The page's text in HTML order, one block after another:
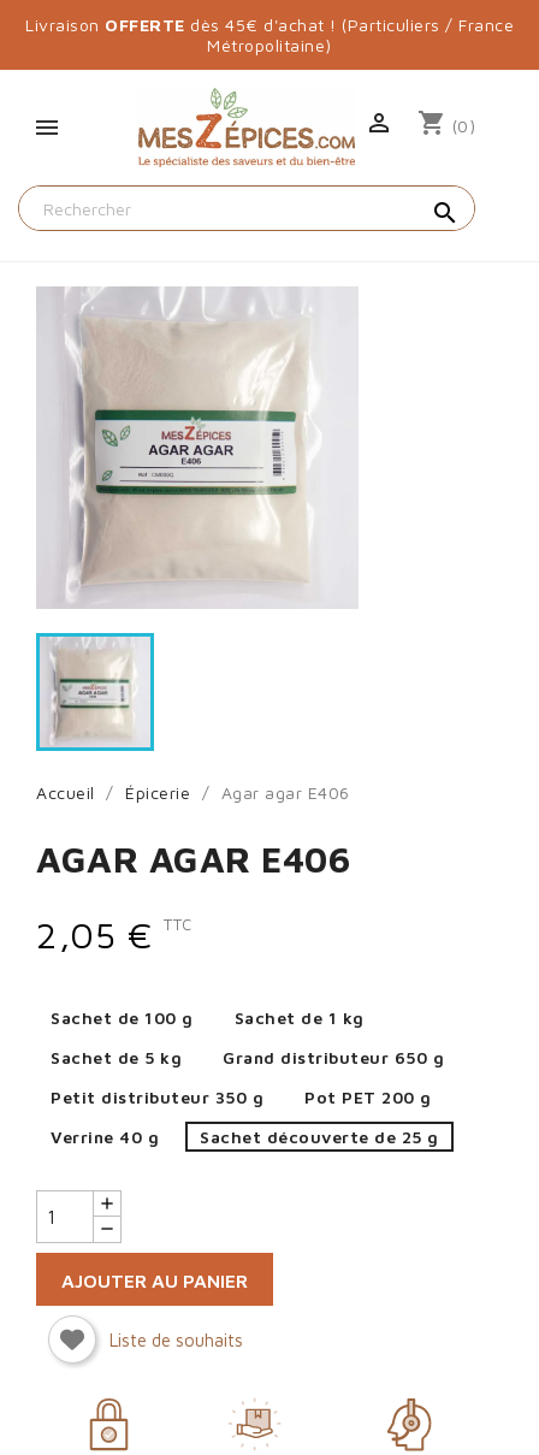
Livraison OFFERTE dès 45€ d'achat ! (Particuliers / France
Métropolitaine)
 shopping_cart (0)
search
Accueil Épicerie Agar agar E406
AGAR AGAR E406
2,05 €
TTC
Sachet de 100 g
Sachet de 1 kg
Sachet de 5 kg
Grand distributeur 650 g
Petit distributeur 350 g
Pot PET 200 g
Verrine 40 g
Sachet découverte de 25 g
AJOUTER AU PANIER
Liste de souhaits
Sign in
You need to be logged in to save products in your wish list.
Cancel